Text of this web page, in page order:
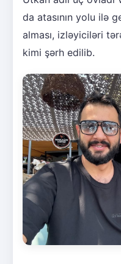
da atasının yolu ilə
alması, izləyiciləri
kimi şərh edilib.